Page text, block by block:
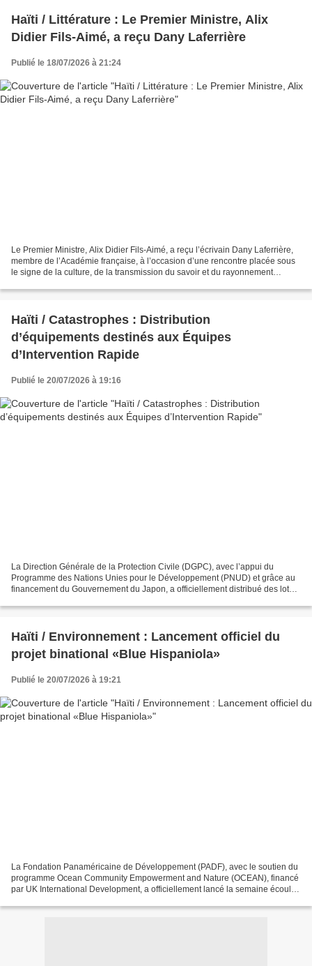
Haïti / Littérature : Le Premier Ministre, Alix
Didier Fils-Aimé, a reçu Dany Laferrière
Publié le 18/07/2026 à 21:24
Le Premier Ministre, Alix Didier Fils-Aimé, a reçu l’écrivain Dany Laferrière,
membre de l’Académie française, à l’occasion d’une rencontre placée sous
le signe de la culture, de la transmission du savoir et du rayonnement
Haïti / Catastrophes : Distribution
d’équipements destinés aux Équipes
d’Intervention Rapide
Publié le 20/07/2026 à 19:16
La Direction Générale de la Protection Civile (DGPC), avec l’appui du
Programme des Nations Unies pour le Développement (PNUD) et grâce au
financement du Gouvernement du Japon, a officiellement distribué des lots
Haïti / Environnement : Lancement officiel du
projet binational «Blue Hispaniola»
Publié le 20/07/2026 à 19:21
La Fondation Panaméricaine de Développement (PADF), avec le soutien du
programme Ocean Community Empowerment and Nature (OCEAN), financé
par UK International Development, a officiellement lancé la semaine écoulée